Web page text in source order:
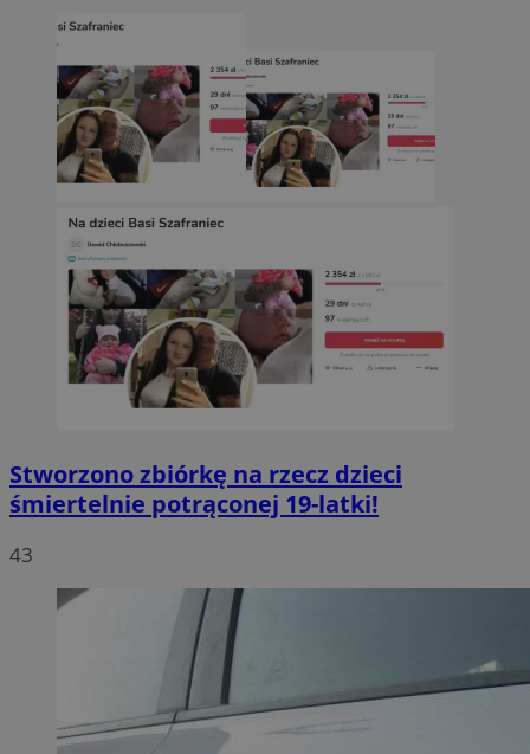
Stworzono zbiórkę na rzecz dzieci
śmiertelnie potrąconej 19-latki!
43